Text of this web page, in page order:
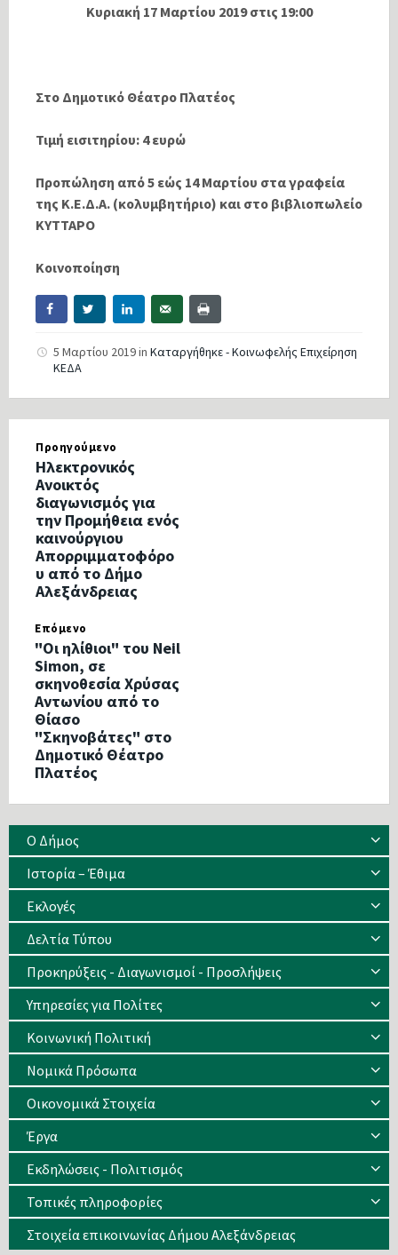
Κυριακή 17 Μαρτίου 2019 στις 19:00
Στο Δημοτικό Θέατρο Πλατέος
Τιμή εισιτηρίου: 4 ευρώ
Προπώληση από 5 εώς 14 Μαρτίου στα γραφεία
της Κ.Ε.Δ.Α. (κολυμβητήριο) και στο βιβλιοπωλείο
ΚΥΤΤΑΡΟ
Κοινοποίηση
5 Μαρτίου 2019in Καταργήθηκε - Κοινωφελής Επιχείρηση
ΚΕΔΑ
Προηγούμενο
Ηλεκτρονικός
Ανοικτός
διαγωνισμός για
την Προμήθεια ενός
καινούργιου
Απορριμματοφόρο
υ από το Δήμο
Αλεξάνδρειας
Επόμενο
"Οι ηλίθιοι" του Neil
Simon, σε
σκηνοθεσία Χρύσας
Αντωνίου από το
Θίασο
"Σκηνοβάτες" στο
Δημοτικό Θέατρο
Πλατέος
Ο Δήμος
Ιστορία – Έθιμα
Eκλογές
Δελτία Τύπου
Προκηρύξεις - Διαγωνισμοί - Προσλήψεις
Υπηρεσίες για Πολίτες
Κοινωνική Πολιτική
Νομικά Πρόσωπα
Οικονομικά Στοιχεία
Έργα
Εκδηλώσεις - Πολιτισμός
Τοπικές πληροφορίες
Στοιχεία επικοινωνίας Δήμου Αλεξάνδρειας